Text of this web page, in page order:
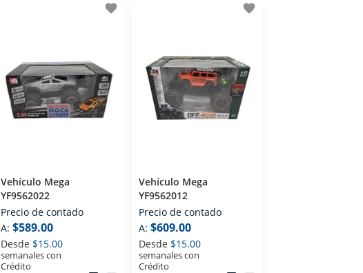
favorite
Vehículo Mega
YF9562022
Precio de contado
A: $589.00
Desde $15.00
semanales con
Crédito
favorite
Vehículo Mega
YF9562012
Precio de contado
A: $609.00
Desde $15.00
semanales con
Crédito